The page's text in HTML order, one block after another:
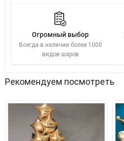
Огромный выбор
Всегда в наличии более 1000
видов шаров
Рекомендуем посмотреть